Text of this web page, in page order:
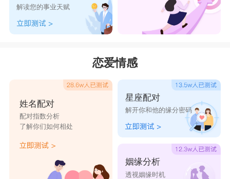
堪称第一名。有天秤座在的场子就不会有冷的瞬
间。天秤座对一个人心动时，会在有这个人的场合
题，两两相望，导致气氛有些尴尬。
：会想着对你好
天蝎座
一定感觉到对你心动，不会轻易对你表
白，会通过自己的方式去关注你，暗中观察你，会
不露声色地去了解你，花很长很长的时间。天蝎座
拥有极强的自尊心，与你的相处中还会不动声色关
心你，会疯狂搜查你的一切，通过微信、微博甚至
解读您的事业天赋
恋爱情感
姓名配对
配对指数分析
了解你们如何相处
星座配对
解开你和他的缘分密码
姻缘分析
透视姻缘时机